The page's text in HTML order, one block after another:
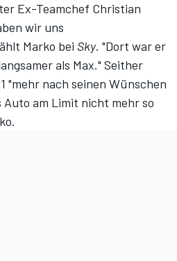
Ex-Teamchef Christian
wir uns
Marko bei Sky. "Dort war er
als Max." Seither
"mehr nach seinen Wünschen
Auto am Limit nicht mehr so